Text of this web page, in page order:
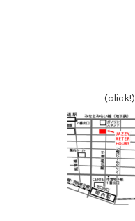
(click!)